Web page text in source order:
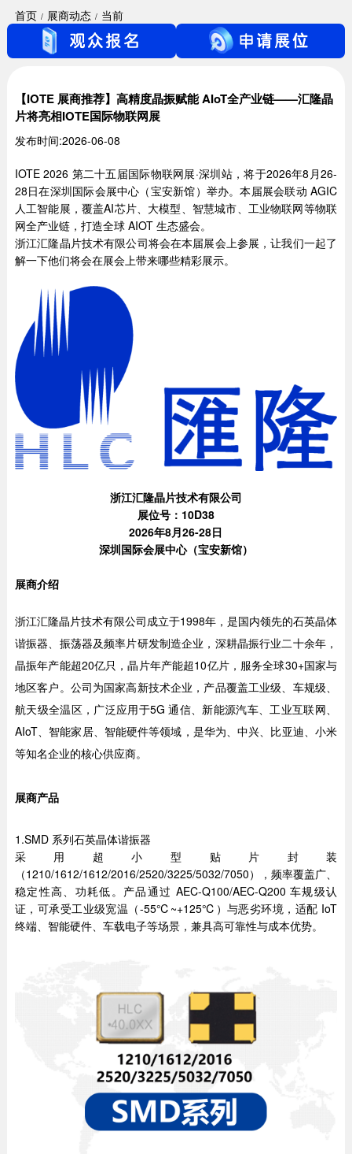
首页 展商动态 当前
【IOTE 展商推荐】高精度晶振赋能 AIoT全产业链——汇隆晶
片将亮相IOTE国际物联网展
发布时间:2026-06-08
IOTE 2026 第二十五届国际物联网展·深圳站，将于2026年8月26-
28日在深圳国际会展中心（宝安新馆）举办。本届展会联动 AGIC
人工智能展，覆盖AI芯片、大模型、智慧城市、工业物联网等物联
网全产业链，打造全球 AIOT 生态盛会。
浙江汇隆晶片技术有限公司将会在本届展会上参展，让我们一起了
解一下他们将会在展会上带来哪些精彩展示。
浙江汇隆晶片技术有限公司
展位号：10D38
2026年8月26-28日
深圳国际会展中心（宝安新馆）
展商介绍
浙江汇隆晶片技术有限公司成立于1998年，是国内领先的石英晶体
谐振器、振荡器及频率片研发制造企业，深耕晶振行业二十余年，
晶振年产能超20亿只，晶片年产能超10亿片，服务全球30+国家与
地区客户。公司为国家高新技术企业，产品覆盖工业级、车规级、
航天级全温区，广泛应用于5G 通信、新能源汽车、工业互联网、
AIoT、智能家居、智能硬件等领域，是华为、中兴、比亚迪、小米
等知名企业的核心供应商。
展商产品
1.SMD 系列石英晶体谐振器
采用超小型贴片封装
（1210/1612/1612/2016/2520/3225/5032/7050），频率覆盖广、
稳定性高、功耗低。产品通过 AEC-Q100/AEC-Q200 车规级认
证，可承受工业级宽温（-55℃~+125℃）与恶劣环境，适配 IoT
终端、智能硬件、车载电子等场景，兼具高可靠性与成本优势。